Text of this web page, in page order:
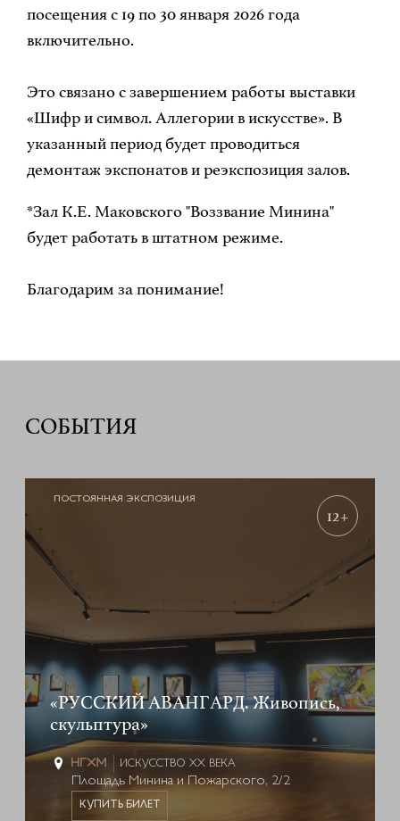
посещения с 19 по 30 января 2026 года
включительно.
Это связано с завершением работы выставки
«Шифр и символ. Аллегории в искусстве». В
указанный период будет проводиться
демонтаж экспонатов и реэкспозиция залов.
*Зал К.Е. Маковского "Воззвание Минина"
будет работать в штатном режиме.
Благодарим за понимание!
СОБЫТИЯ
ПОСТОЯННАЯ ЭКСПОЗИЦИЯ
12+
«РУССКИЙ АВАНГАРД. Живопись,
скульптура»
ИСКУССТВО XX ВЕКА
Площадь Минина и Пожарского, 2/2
КУПИТЬ БИЛЕТ